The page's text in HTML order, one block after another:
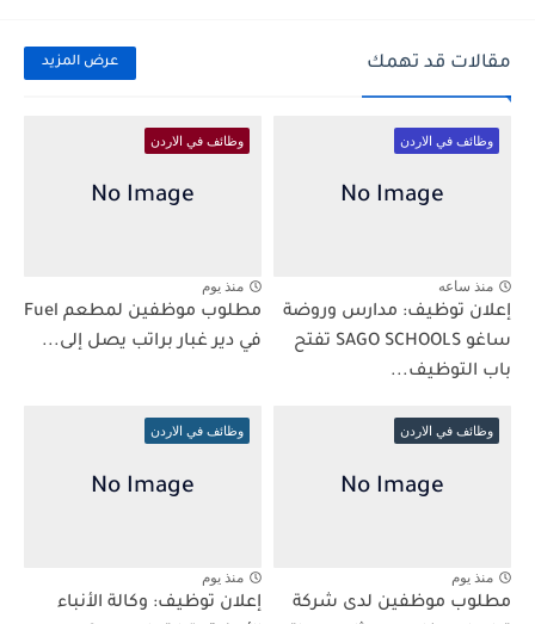
مقالات قد تهمك عرض المزيد
وظائف في الاردن
منذ ساعه
إعلان توظيف: مدارس وروضة
ساغو SAGO SCHOOLS تفتح
باب التوظيف...
وظائف في الاردن
منذ يوم
مطلوب موظفين لمطعم Fuel
في دير غبار براتب يصل إلى...
وظائف في الاردن
منذ يوم
مطلوب موظفين لدى شركة
وظائف في الاردن
منذ يوم
إعلان توظيف: وكالة الأنباء